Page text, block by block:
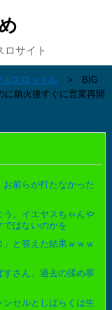
ロサイト
ルスロットル
BIG
に鎮火後すぐに営業再開
前らが打たなかった
う。イエヤスちゃんや
ではないのかを
」と答えた結果ｗｗｗ
すさん、過去の揉め事
セルとしばらくは生